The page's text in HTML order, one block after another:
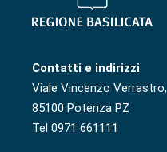
Contatti e indirizzi
Viale Vincenzo
85100 Potenza PZ
Tel 0971 661111